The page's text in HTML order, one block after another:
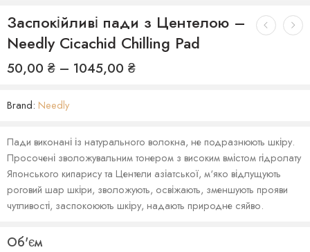
Заспокійливі пади з Центелою –
Needly Cicachid Chilling Pad
50,00 ₴ – 1045,00 ₴
Brand: Needly
Пади виконані із натурального волокна, не подразнюють шкіру.
Просочені зволожувальним тонером з високим вмістом гідролату
Японського кипарису та Центели азіатської, м‘яко відлущують
роговий шар шкіри, зволожують, освіжають, зменшують прояви
чутливості, заспокоюють шкіру, надають природне сяйво.
Об'єм